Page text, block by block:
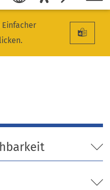
Einfacher